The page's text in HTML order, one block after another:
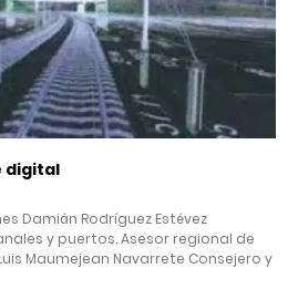
digital
Damián Rodríguez Estévez
y puertos. Asesor regional de
Maumejean Navarrete Consejero y